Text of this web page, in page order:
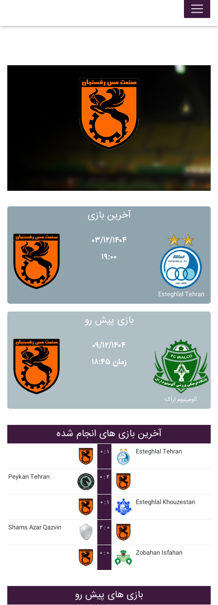
آخرین بازی
۰۳/۱۲/۱۴۰۴
۱۹:۰۰
Esteghlal Tehran
بازی پیش رو
۰۹/۱۲/۱۴۰۴
زمان ۱۸:۴۵
آلومينيوم اراک
آخرین بازی های انجام شده
۰ : ۱ Esteghlal Tehran
Peykan Tehran ۰ : ۲
۰ : ۱ Esteghlal Khouzestan
Shams Azar Qazvin ۲ : ۰
۰ : ۰ Zobahan Isfahan
بازی های پیش رو